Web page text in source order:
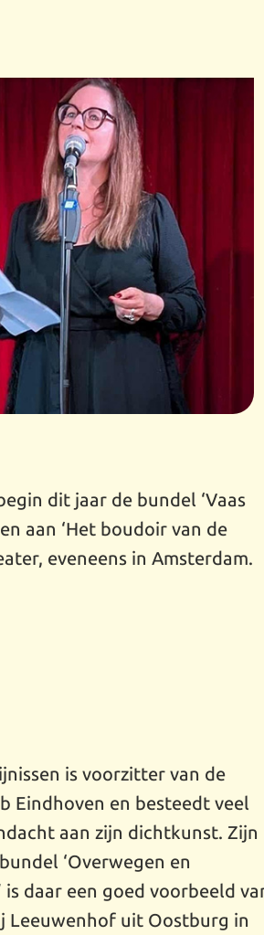
dit jaar de bundel ‘Vaas
aan ‘Het boudoir van de
eveneens in Amsterdam.
is voorzitter van de
Eindhoven en besteedt veel
aan zijn dichtkunst. Zijn
‘Overwegen en
is daar een goed voorbeeld
Leeuwenhof uit Oostburg in